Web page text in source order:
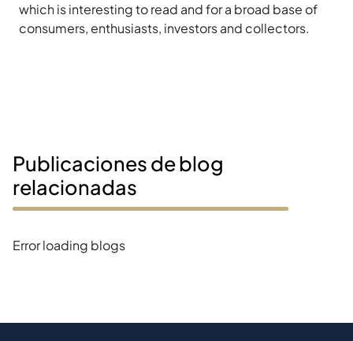
which is interesting to read and for a broad base of
consumers, enthusiasts, investors and collectors.
Publicaciones de blog
relacionadas
Error loading blogs